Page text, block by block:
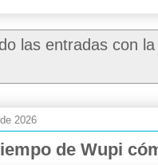
las entradas con
2026
de Wupi